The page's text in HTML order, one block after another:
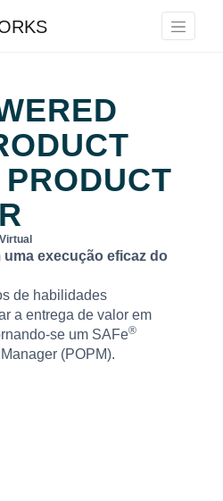
execução eficaz do
de habilidades
a entrega de valor em
se um SAFe®
(POPM).